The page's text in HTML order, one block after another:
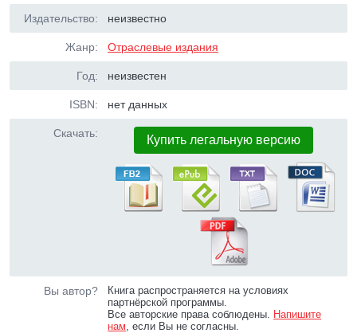
Издательство: неизвестно
Жанр: Отраслевые издания
Год: неизвестен
ISBN: нет данных
Скачать: Купить легальную версию
Вы автор?
Книга распространяется на условиях
партнёрской программы.
Все авторские права соблюдены. Напишите
нам, если Вы не согласны.